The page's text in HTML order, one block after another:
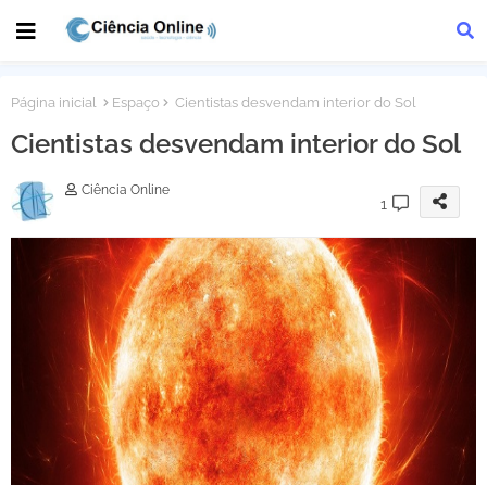
Página inicial Espaço Cientistas desvendam interior do Sol
Cientistas desvendam interior do Sol
Ciência Online
1